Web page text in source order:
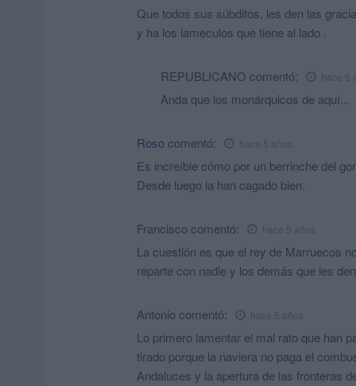
Que todos sus súbditos, les den las
y ha los lameculos que tiene al lado .
REPUBLICANO comentó: hace 5
Anda que los monárquicos de aquí...
Roso comentó: hace 5 años
Es increíble cómo por un berrinche del
Desde luego la han cagado bien.
Francisco comentó: hace 5 años
La cuestión es que el rey de Marruecos
reparte con nadie y los demás que les den
Antonio comentó: hace 5 años
Lo primero lamentar el mal rato que han
tirado porque la naviera no paga el
Andaluces y la apertura de las fronteras